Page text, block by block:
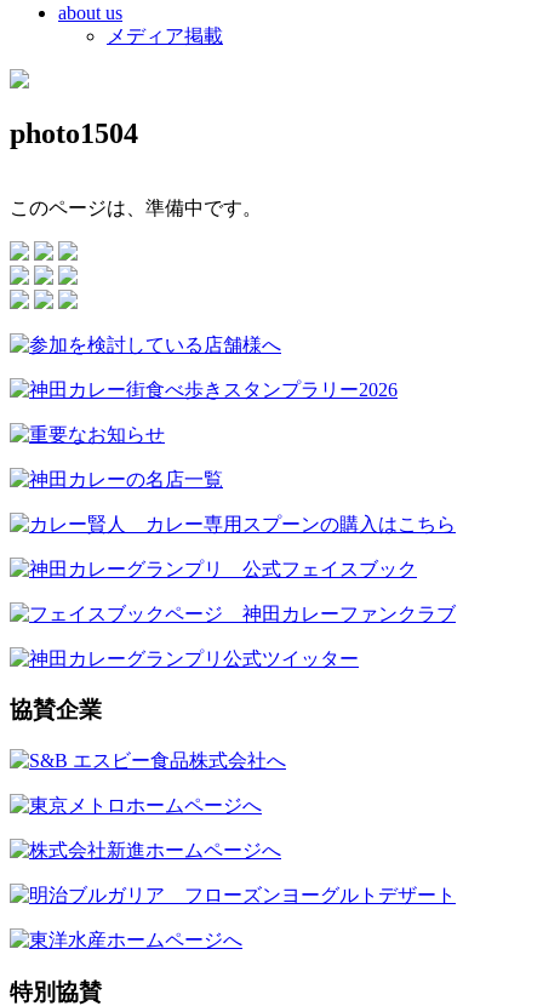
about us
メディア掲載
photo1504
このページは、準備中です。
協賛企業
特別協賛